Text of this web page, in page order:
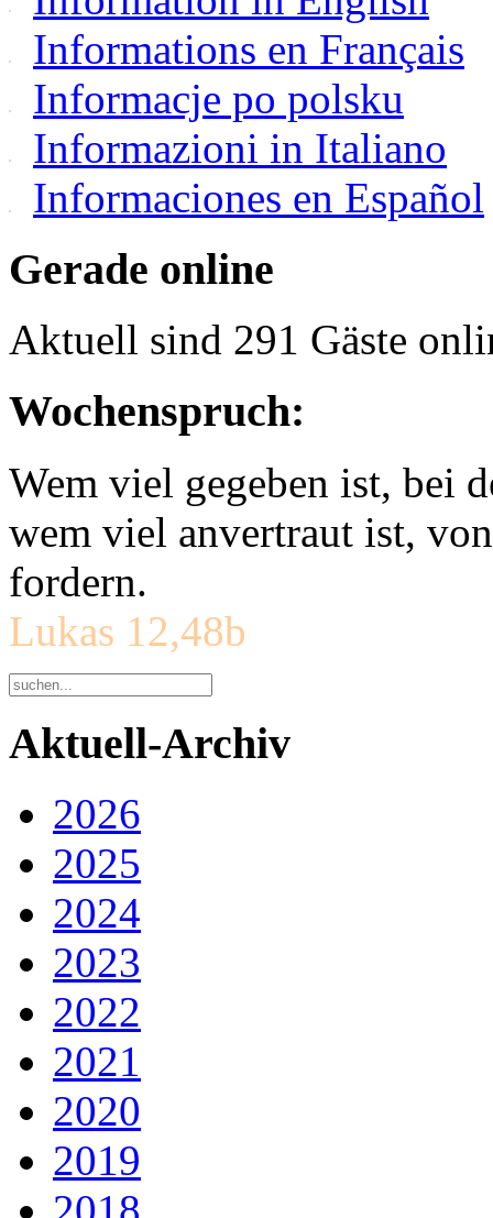
Informations en Français
Informacje po polsku
Informazioni in Italiano
Informaciones en Español
Gerade online
Aktuell sind 291 Gäste
Wochenspruch:
Wem viel gegeben ist, bei
wem viel anvertraut ist,
fordern.
Lukas 12,48b
Aktuell-Archiv
2026
2025
2024
2023
2022
2021
2020
2019